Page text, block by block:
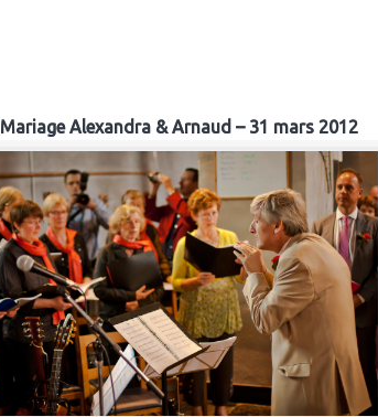
Mariage Alexandra & Arnaud – 31 mars 2012